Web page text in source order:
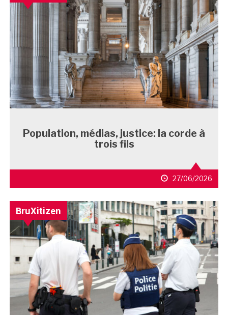
Population, médias, justice: la corde à
trois fils
27/06/2026
BruXitizen